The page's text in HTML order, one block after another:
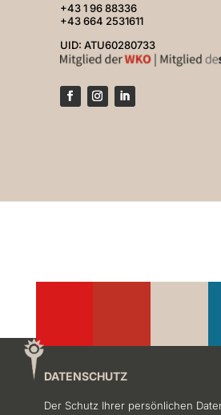
+43 1 96 88336
+43 664 2531611
UID: ATU60280733
DATENSCHUTZ
Der Schutz Ihrer persönlichen